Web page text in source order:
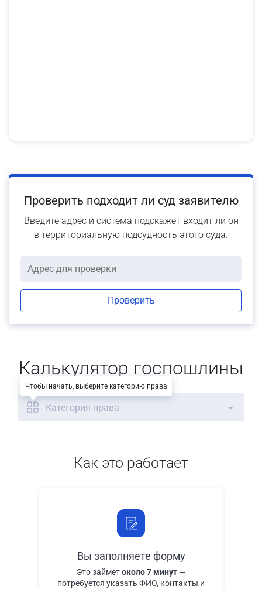
Проверить подходит ли суд заявителю
Введите адрес и система подскажет входит ли он
в территориальную подсудность этого суда.
Проверить
Калькулятор госпошлины
Категория права
Как это работает
Вы заполняете форму
Это займетоколо 7 минут —
потребуется указать ФИО, контакты и
Чтобы начать, выберите категорию права